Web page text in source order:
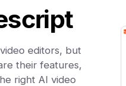
editors, but
their features,
right AI video